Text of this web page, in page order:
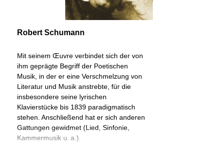
Robert Schumann
Mit seinem Œuvre verbindet sich der von
ihm geprägte Begriff der Poetischen
Musik, in der er eine Verschmelzung von
Literatur und Musik anstrebte, für die
insbesondere seine lyrischen
Klavierstücke bis 1839 paradigmatisch
stehen. Anschließend hat er sich anderen
Gattungen gewidmet (Lied, Sinfonie,
Kammermusik u. a.).